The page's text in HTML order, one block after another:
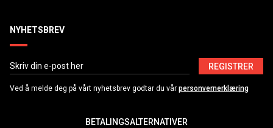
NYHETSBREV
REGISTRER
Ved å melde deg på vårt nyhetsbrev godtar du vår personvernerklæring
BETALINGSALTERNATIVER